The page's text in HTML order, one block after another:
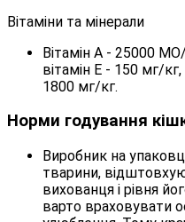
Вітаміни та мінерали
Вітамін А - 25000
вітамін Е - 150 мг/
1800 мг/кг.
Норми годування
Виробник на
тварини,
вихованця і рівня
варто враховувати